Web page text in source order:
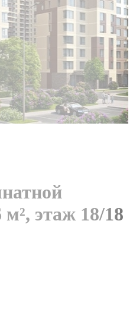
м², этаж 18/18